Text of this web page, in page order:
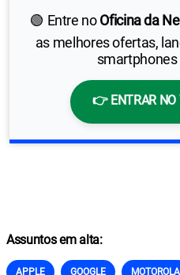
🟢 Entre noOficina da
as melhores ofertas,
👉 ENTRAR
Assuntos em alta:
APPLE GOOGLE MOTOROLA